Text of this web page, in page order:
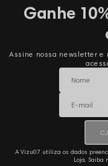
Ganhe
Assine nossa newsletter e
A Vizu07 utiliza os dados
Loja. Saiba